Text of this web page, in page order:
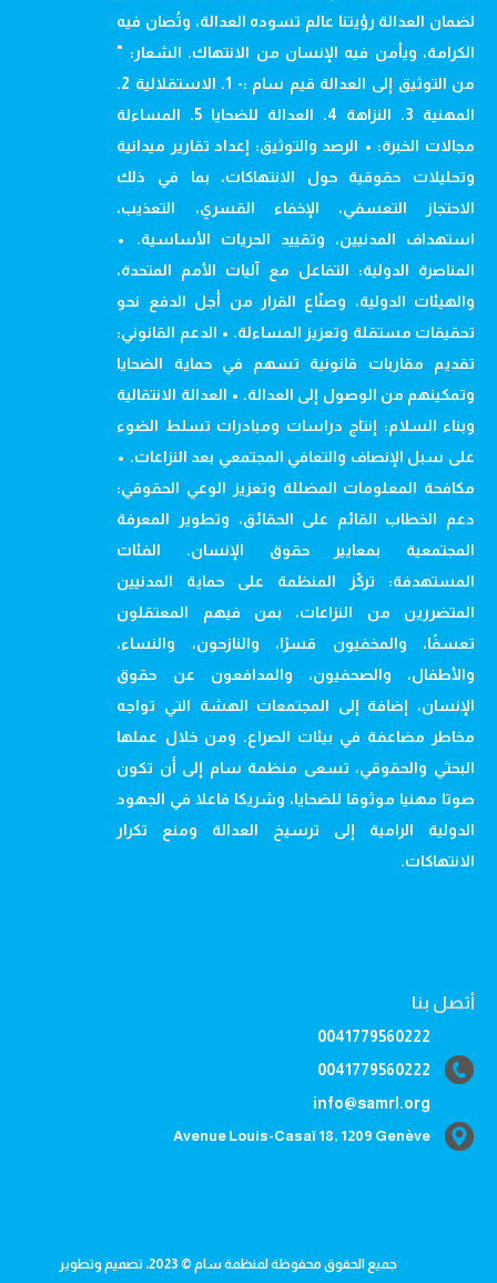
لضمان العدالة رؤيتنا عالم تسوده العدالة، وتُصان فيه
الكرامة، ويأمن فيه الإنسان من الانتهاك. الشعار: "
من التوثيق إلى العدالة قيم سام :- 1. الاستقلالية 2.
المهنية 3. النزاهة 4. العدالة للضحايا 5. المساءلة
مجالات الخبرة: • الرصد والتوثيق: إعداد تقارير ميدانية
وتحليلات حقوقية حول الانتهاكات، بما في ذلك
الاحتجاز التعسفي، الإخفاء القسري، التعذيب،
استهداف المدنيين، وتقييد الحريات الأساسية. •
المناصرة الدولية: التفاعل مع آليات الأمم المتحدة،
والهيئات الدولية، وصنّاع القرار من أجل الدفع نحو
تحقيقات مستقلة وتعزيز المساءلة. • الدعم القانوني:
تقديم مقاربات قانونية تسهم في حماية الضحايا
وتمكينهم من الوصول إلى العدالة. • العدالة الانتقالية
وبناء السلام: إنتاج دراسات ومبادرات تسلط الضوء
على سبل الإنصاف والتعافي المجتمعي بعد النزاعات. •
مكافحة المعلومات المضللة وتعزيز الوعي الحقوقي:
دعم الخطاب القائم على الحقائق، وتطوير المعرفة
المجتمعية بمعايير حقوق الإنسان. الفئات
المستهدفة: تركّز المنظمة على حماية المدنيين
المتضررين من النزاعات، بمن فيهم المعتقلون
تعسفًا، والمخفيون قسرًا، والنازحون، والنساء،
والأطفال، والصحفيون، والمدافعون عن حقوق
الإنسان، إضافة إلى المجتمعات الهشة التي تواجه
مخاطر مضاعفة في بيئات الصراع. ومن خلال عملها
البحثي والحقوقي، تسعى منظمة سام إلى أن تكون
صوتا مهنيا موثوقا للضحايا، وشريكا فاعلا في الجهود
الدولية الرامية إلى ترسيخ العدالة ومنع تكرار
الانتهاكات.
أتصل بنا
0041779560222
0041779560222
info@samrl.org
Avenue Louis-Casaï 18, 1209 Genève
جميع الحقوق محفوظة لمنظمة سام © 2023، تصميم وتطوير